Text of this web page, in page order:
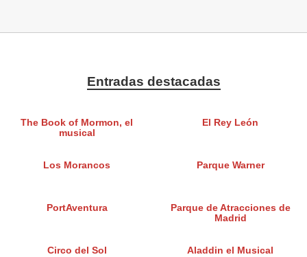
Entradas destacadas
The Book of Mormon, el
musical
El Rey León
Los Morancos Parque Warner
PortAventura
Parque de Atracciones de
Madrid
Circo del Sol Aladdin el Musical